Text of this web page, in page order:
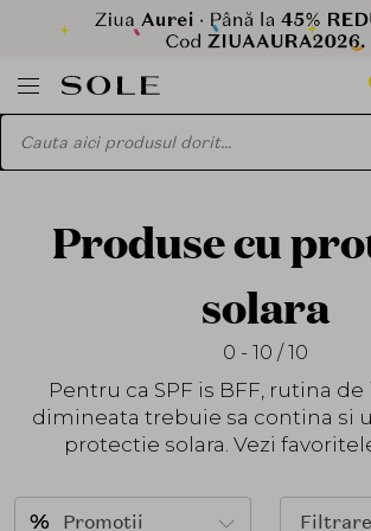
Produse cu
solara
0 - 10 / 10
Pentru ca SPF is BFF, rutina
dimineata trebuie sa contina si
protectie solara. Vezi
Promotii Filtrare